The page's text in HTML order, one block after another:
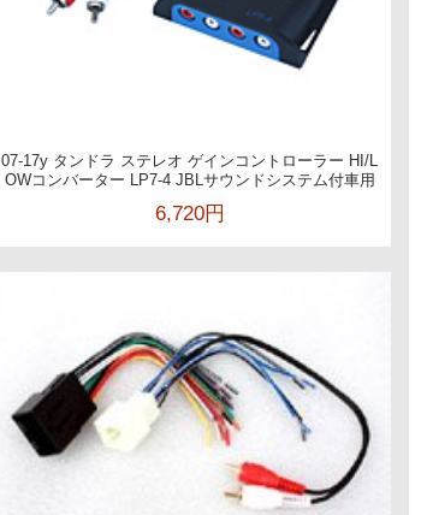
07-17y タンドラ ステレオ ゲインコントローラー HI/L
OWコンバーター LP7-4 JBLサウンドシステム付車用
6,720円